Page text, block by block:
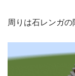
周りは石レンガの